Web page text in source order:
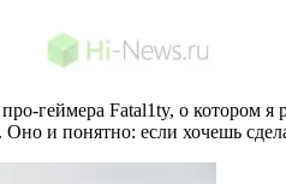
геймера Fatal1ty, о котором
и понятно: если хочешь